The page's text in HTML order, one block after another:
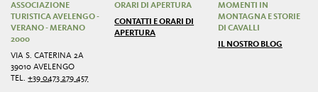
ASSOCIAZIONE
TURISTICA AVELENGO -
VERANO - MERANO
2000
VIA S. CATERINA 2A
39010 AVELENGO
TEL.+39 0473 279 457
ORARI DI APERTURA
CONTATTI E ORARI DI
APERTURA
MOMENTI IN
MONTAGNA E STORIE
DI CAVALLI
IL NOSTRO BLOG